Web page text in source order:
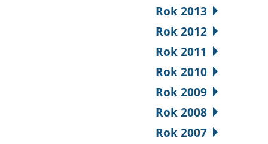
Rok 2013
Rok 2012
Rok 2011
Rok 2010
Rok 2009
Rok 2008
Rok 2007